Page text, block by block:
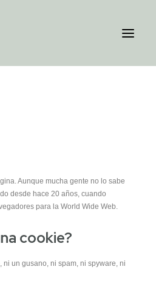
Aunque mucha gente no lo sabe
desde hace 20 años, cuando
para la World Wide Web.
cookie?
ni un gusano, ni spam, ni spyware, ni